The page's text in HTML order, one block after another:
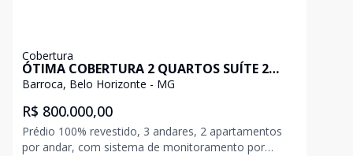
Cobertura
ÓTIMA COBERTURA 2 QUARTOS SUÍTE 2
VAGAS NO BARROCA
Barroca, Belo Horizonte - MG
R$ 800.000,00
Prédio 100% revestido, 3 andares, 2 apartamentos
por andar, com sistema de monitoramento por